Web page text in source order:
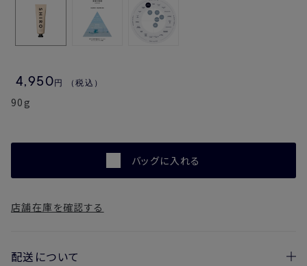
4,950円 （税込）
90g
バッグに入れる
店舗在庫を確認する
配送について